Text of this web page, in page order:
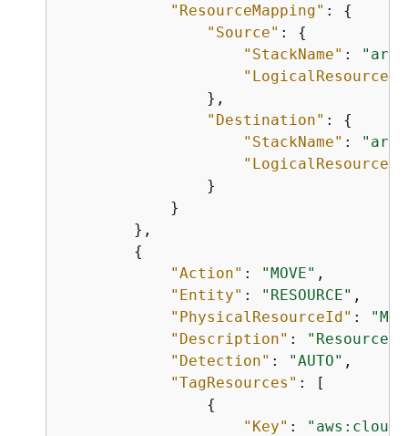
"ResourceMapping" : {
"Source" : {
"StackName" :
                },
"Destination" : {
"StackName" :
                }
            }
        },
{
"Action" : "MOVE" ,
"Entity" : "RESOURCE" ,
"PhysicalResourceId" :
"Description" :
"Detection" : "AUTO" ,
"TagResources" : [
{
"Key" :